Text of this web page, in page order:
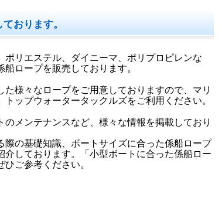
おります。
ポリエステル、ダイニーマ、ポリプロピレンな
ロープを販売しております。
様々なロープをご用意しておりますので、マリ
ップウォータータックルズをご利用ください。
メンテナンスなど、様々な情報を掲載しており
際の基礎知識、ボートサイズに合った係船ロープ
しております。「小型ボートに合った係船ロー
ご参考ください。